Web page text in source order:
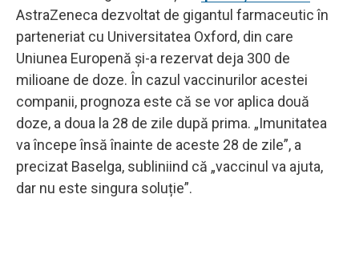
AstraZeneca dezvoltat de gigantul farmaceutic în
parteneriat cu Universitatea Oxford, din care
Uniunea Europenă și-a rezervat deja 300 de
milioane de doze. În cazul vaccinurilor acestei
companii, prognoza este că se vor aplica două
doze, a doua la 28 de zile după prima. „Imunitatea
va începe însă înainte de aceste 28 de zile”, a
precizat Baselga, subliniind că „vaccinul va ajuta,
dar nu este singura soluție”.